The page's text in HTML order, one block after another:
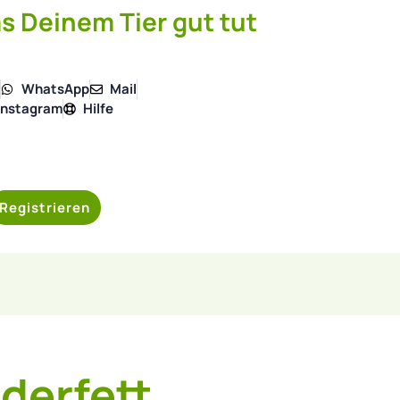
Deinem Tier gut tut
WhatsApp
Mail
Hilfe
Registrieren